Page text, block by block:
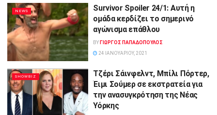
NEWS
Survivor Spoiler 24/1: Αυτή η
ομάδα κερδίζει το σημερινό
αγώνισμα επάθλου
BY ΓΙΏΡΓΟΣ ΠΑΠΑΔΌΠΟΥΛΟΣ
24 ΙΑΝΟΥΑΡΊΟΥ, 2021
SHOWBIZ
Τζέρι Σάινφελντ, Μπίλι Πόρτερ,
Έιμι Σούμερ σε εκστρατεία για
την ανασυγκρότηση της Νέας
Υόρκης